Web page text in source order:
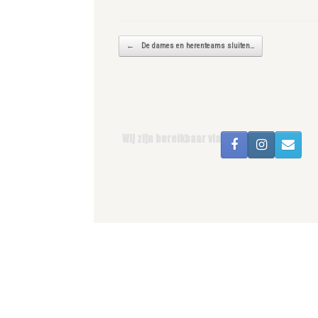
Bericht navigatie
← De dames en herenteams sluiten…